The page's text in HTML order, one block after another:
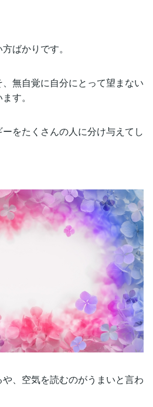
ばかりです。
無自覚に自分にとって望まない
す。
をたくさんの人に分け与えてし
、空気を読むのがうまいと言わ